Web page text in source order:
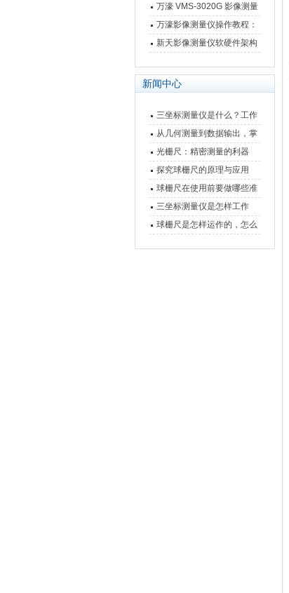
影像测量仪选型指南
万濠 VMS-3020G 影像测量
仪技术规格与应用解析
万濠影像测量仪操作教程：
从开机到出报告，新手也能
新天影像测量仪软硬件架构
新闻中心
三坐标测量仪是什么？工作
原理、分类与核心功能一次
讲清
从几何测量到数据输出，掌
握万濠影像测量仪的六大核
心能力
光栅尺：精密测量的利器
探究球栅尺的原理与应用
球栅尺在使用前要做哪些准
备工作？
三坐标测量仪是怎样工作
的，功能有什么优势？
球栅尺是怎样运作的，怎么